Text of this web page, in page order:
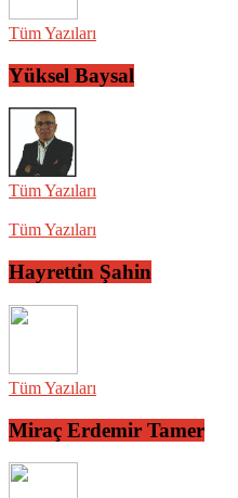
Tüm Yazıları
Yüksel Baysal
Tüm Yazıları
Tüm Yazıları
Hayrettin Şahin
Tüm Yazıları
Miraç Erdemir Tamer